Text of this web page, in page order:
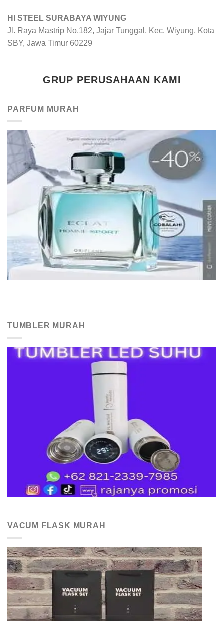
HI STEEL SURABAYA WIYUNG
Jl. Raya Mastrip No.182, Jajar Tunggal, Kec. Wiyung, Kota
SBY, Jawa Timur 60229
GRUP PERUSAHAAN KAMI
PARFUM MURAH
TUMBLER MURAH
VACUM FLASK MURAH